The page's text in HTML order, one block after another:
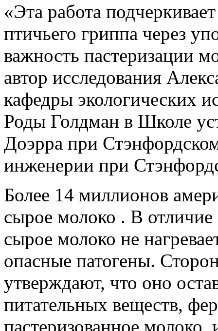
«Эта работа
птичьего гриппа через
важность пастеризации
автор исследования
кафедры экологических
Роды Голдман в Школе
Доэрра при
инженерии при
Более 14 миллионов
сырое молоко . В отличие
сырое молоко не
опасные патогены.
утверждают, что оно
питательных веществ,
пастеризованное